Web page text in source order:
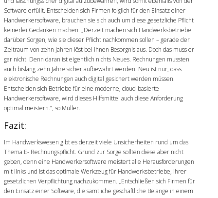
Software erfüllt. Entscheiden sich Firmen folglich für den Einsatz einer
Handwerkersoftware, brauchen sie sich auch um diese gesetzliche Pflicht
keinerlei Gedanken machen. „Derzeit machen sich Handwerksbetriebe
darüber Sorgen, wie sie dieser Pflicht nachkommen sollen – gerade der
Zeitraum von zehn Jahren löst bei ihnen Besorgnis aus. Doch das muss er
gar nicht. Denn daran ist eigentlich nichts Neues. Rechnungen mussten
auch bislang zehn Jahre sicher aufbewahrt werden. Neu ist nur, dass
elektronische Rechnungen auch digital gesichert werden müssen.
Entscheiden sich Betriebe für eine moderne, cloud-basierte
Handwerkersoftware, wird dieses Hilfsmittel auch diese Anforderung
optimal meistern.“, so Müller.
Fazit:
Im Handwerkswesen gibt es derzeit viele Unsicherheiten rund um das
Thema E- Rechnungspflicht. Grund zur Sorge sollten diese aber nicht
geben, denn eine Handwerkersoftware meistert alle Herausforderungen
mit links und ist das optimale Werkzeug für Handwerksbetriebe, ihrer
gesetzlichen Verpflichtung nachzukommen. „Entschließen sich Firmen für
den Einsatz einer Software, die sämtliche geschäftliche Belange in einem